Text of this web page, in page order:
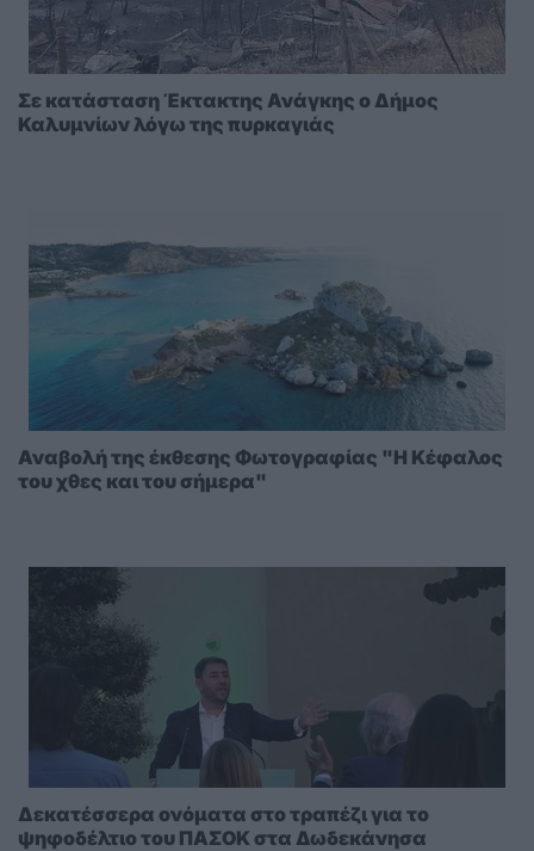
Σε κατάσταση Έκτακτης Ανάγκης ο Δήμος
Καλυμνίων λόγω της πυρκαγιάς
Αναβολή της έκθεσης Φωτογραφίας "Η Κέφαλος
του χθες και του σήμερα"
Δεκατέσσερα ονόματα στο τραπέζι για το
ψηφοδέλτιο του ΠΑΣΟΚ στα Δωδεκάνησα